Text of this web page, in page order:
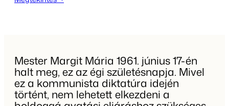
Mester Margit Mária 1961. június 17-én
halt meg, ez az égi születésnapja. Mivel
ez a kommunista diktatúra idején
történt, nem lehetett elkezdeni a